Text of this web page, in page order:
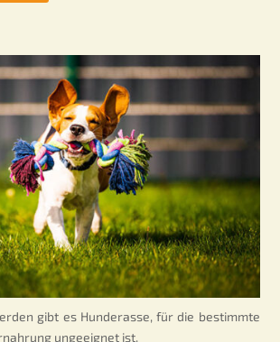
gibt es Hunderasse, für die bestimmte
ungeeignet ist.